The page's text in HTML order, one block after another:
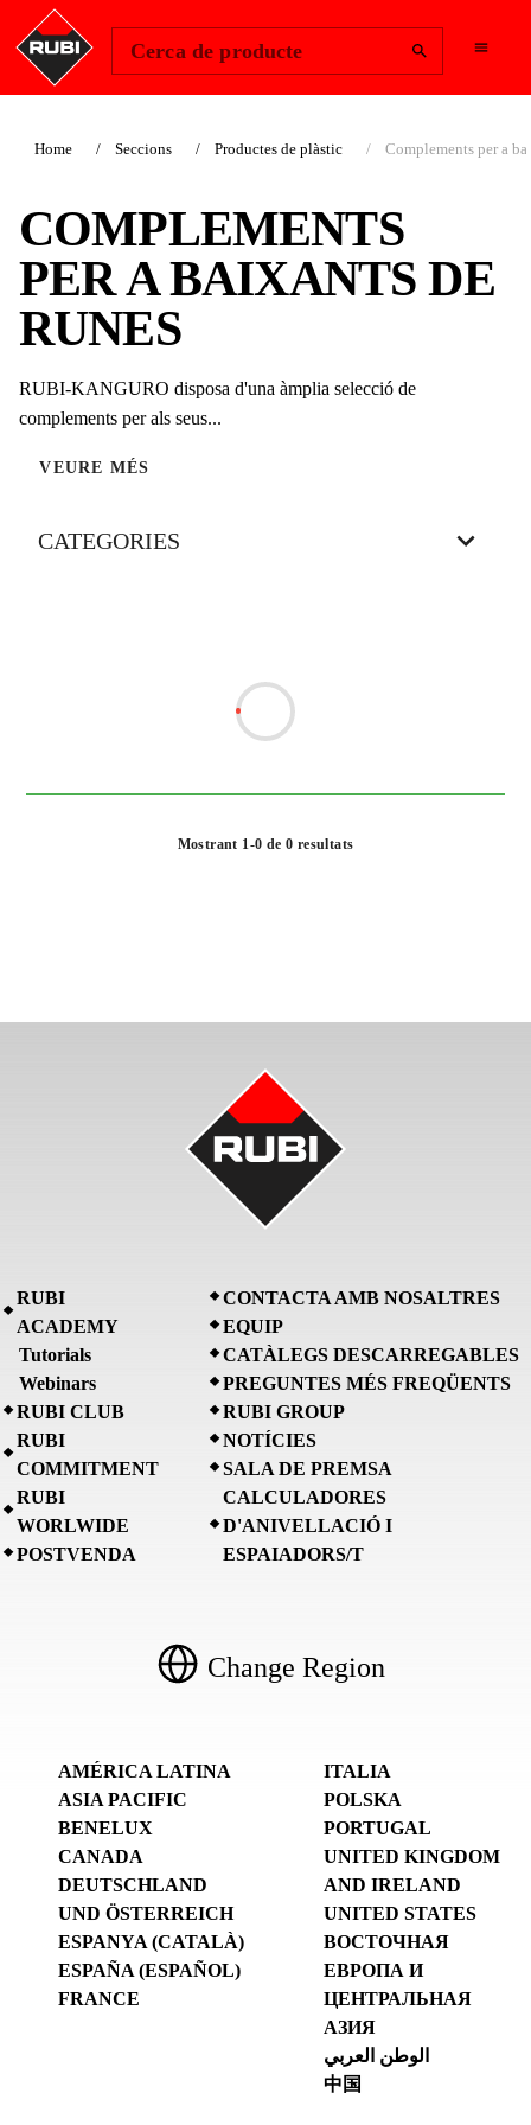
Cerca de producte
Home Seccions Productes de plàstic Complements per a
COMPLEMENTS
PER A BAIXANTS DE
RUNES
RUBI-KANGURO disposa d'una àmplia selecció de
complements per als seus...
VEURE MÉS
CATEGORIES
Mostrant 1-0 de 0 resultats
RUBI
ACADEMY
Tutorials
Webinars
RUBI CLUB
RUBI
COMMITMENT
RUBI
WORLWIDE
POSTVENDA
CONTACTA AMB NOSALTRES
EQUIP
CATÀLEGS DESCARREGABLES
PREGUNTES MÉS FREQÜENTS
RUBI GROUP
NOTÍCIES
SALA DE PREMSA
CALCULADORES
D'ANIVELLACIÓ I
ESPAIADORS/T
Change Region
AMÉRICA LATINA
ASIA PACIFIC
BENELUX
CANADA
DEUTSCHLAND
UND ÖSTERREICH
ESPANYA (CATALÀ)
ESPAÑA (ESPAÑOL)
FRANCE
ITALIA
POLSKA
PORTUGAL
UNITED KINGDOM
AND IRELAND
UNITED STATES
ВОСТОЧНАЯ
ЕВРОПА И
ЦЕНТРАЛЬНАЯ
АЗИЯ
الوطن العربي
中国